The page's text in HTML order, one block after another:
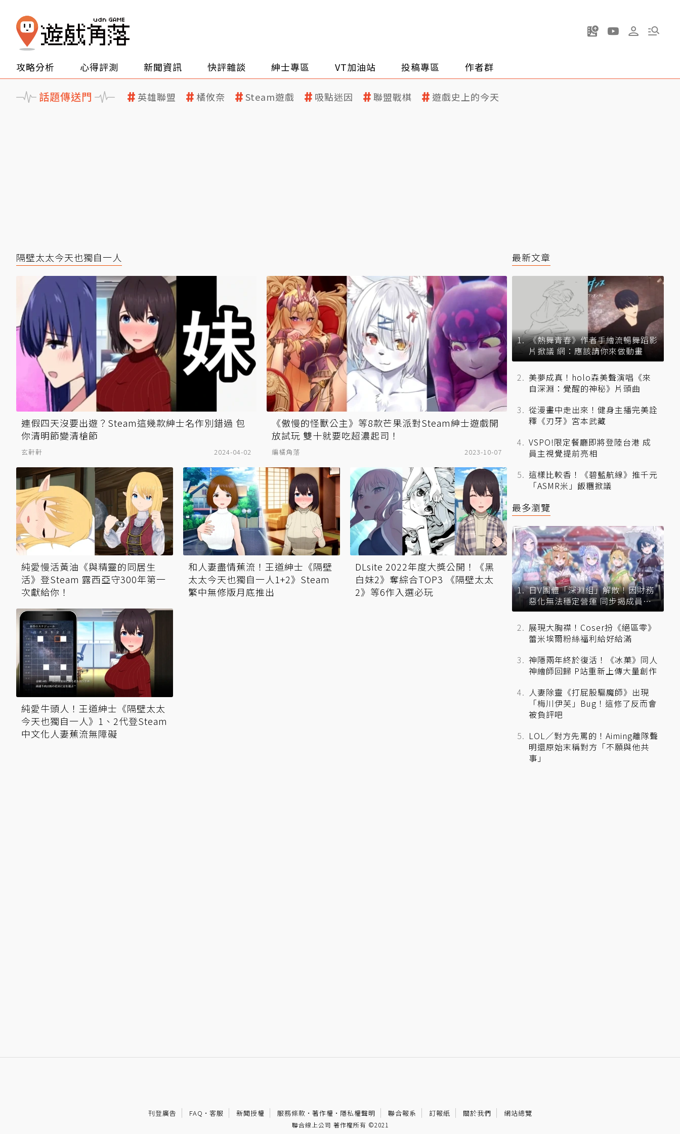
攻略分析 心得評測 新聞資訊 快評雜談 紳士專區 VT加油站 投稿專區 作者群
話題傳送門 英雄聯盟 橘攸奈 Steam遊戲 吸點迷因 聯盟戰棋 遊戲史上的今天
隔壁太太今天也獨自一人
連假四天沒要出遊？Steam這幾款紳士名作別錯過 包
你清明節變清槍節
玄軒軒 2024-04-02
《傲慢的怪獸公主》等8款芒果派對Steam紳士遊戲開
放試玩 雙十就要吃超濃起司！
編橘角落 2023-10-07
純愛慢活黃油《與精靈的同居生
活》登Steam 露西亞守300年第一
次獻給你！
和人妻盡情蕉流！王道紳士《隔壁
太太今天也獨自一人1+2》Steam
繁中無修版月底推出
DLsite 2022年度大獎公開！《黑
白妹2》奪綜合TOP3 《隔壁太太
2》等6作入選必玩
純愛牛頭人！王道紳士《隔壁太太
今天也獨自一人》1、2代登Steam
中文化人妻蕉流無障礙
最新文章
《熱舞青春》作者手繪流暢舞蹈影
片掀議 網：應該請你來做動畫
美夢成真！holo森美聲演唱《來
自深淵：覺醒的神秘》片頭曲
從漫畫中走出來！健身主播完美詮
釋《刃牙》宮本武藏
VSPO!限定餐廳即將登陸台港 成
員主視覺提前亮相
這樣比較香！《碧藍航線》推千元
「ASMR米」飯糰掀議
最多瀏覽
日V團體「深淵組」解散！因財務
惡化無法穩定營運 同步揭成員未
來去向
展現大胸襟！Coser扮《絕區零》
蕾米埃爾粉絲福利給好給滿
神隱兩年終於復活！《冰菓》同人
神繪師回歸 P站重新上傳大量創作
人妻除靈《打屁股驅魔師》出現
「梅川伊芙」Bug！這修了反而會
被負評吧
LOL／對方先罵的！Aiming離隊聲
明還原始末稱對方「不願與他共
事」
刊登廣告 FAQ · 客服 新聞授權 服務條款 · 著作權 · 隱私權聲明 聯合報系 訂報紙 關於我們 網站總覽
聯合線上公司 著作權所有 ©2021